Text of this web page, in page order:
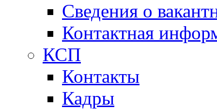
Сведения о
Контактная
КСП
Контакты
Кадры